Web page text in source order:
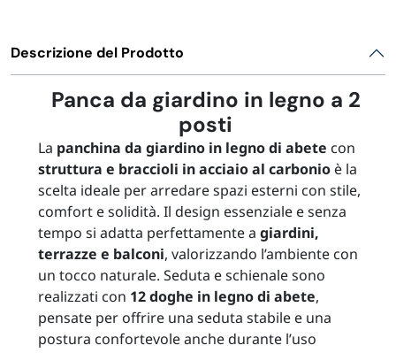
Descrizione del Prodotto
Panca da giardino in legno a 2
posti
La panchina da giardino in legno di abete con
struttura e braccioli in acciaio al carbonio è la
scelta ideale per arredare spazi esterni con stile,
comfort e solidità. Il design essenziale e senza
tempo si adatta perfettamente a giardini,
terrazze e balconi, valorizzando l’ambiente con
un tocco naturale. Seduta e schienale sono
realizzati con 12 doghe in legno di abete,
pensate per offrire una seduta stabile e una
postura confortevole anche durante l’uso